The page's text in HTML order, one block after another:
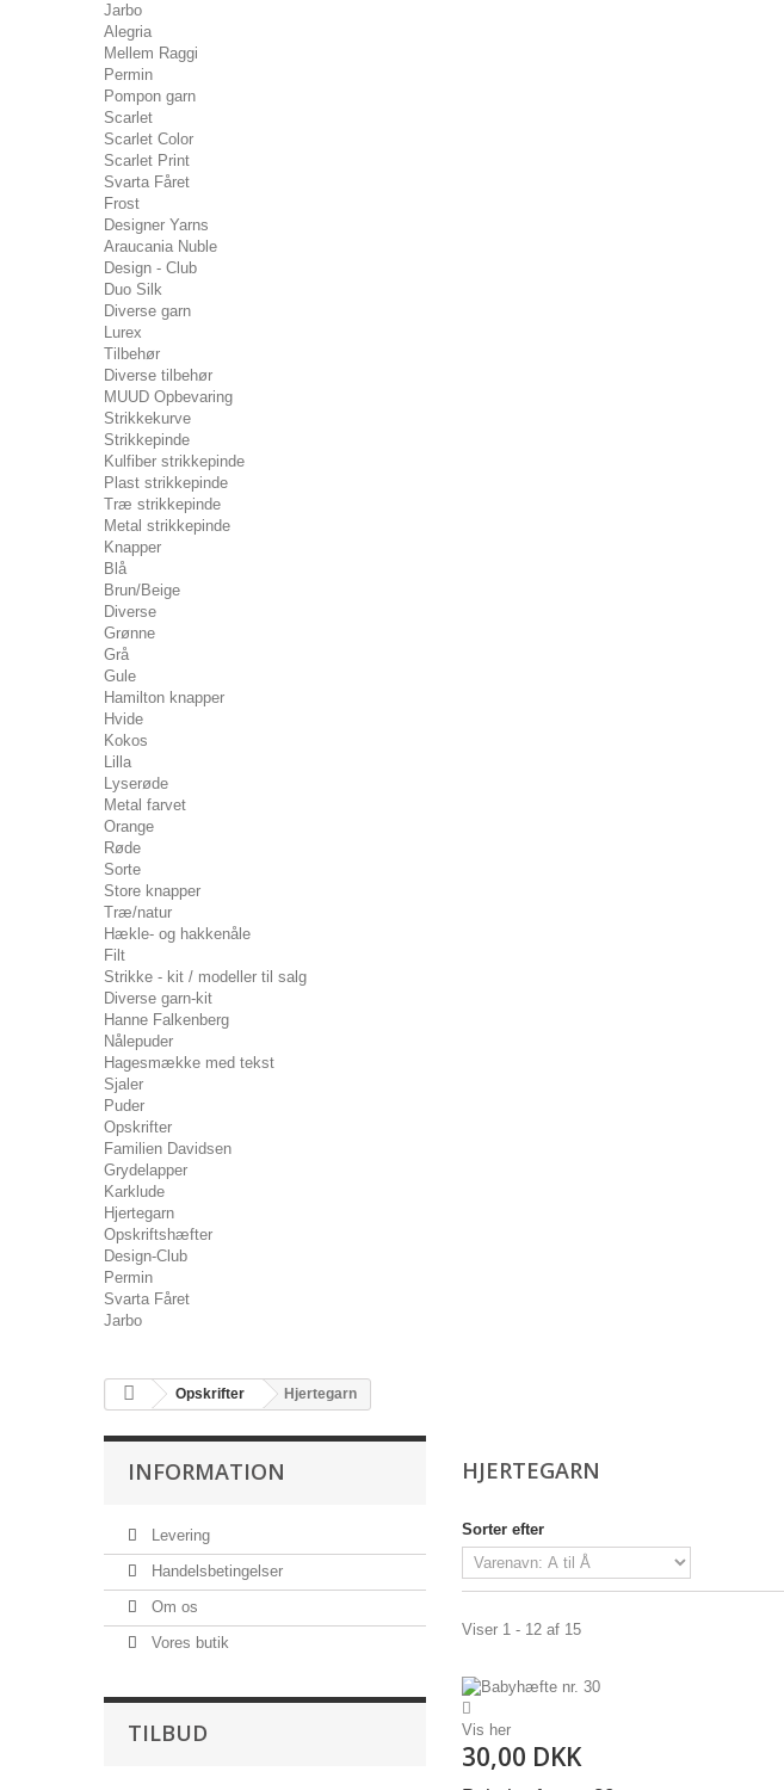
Jarbo
Alegria
Mellem Raggi
Permin
Pompon garn
Scarlet
Scarlet Color
Scarlet Print
Svarta Fåret
Frost
Designer Yarns
Araucania Nuble
Design - Club
Duo Silk
Diverse garn
Lurex
Tilbehør
Diverse tilbehør
MUUD Opbevaring
Strikkekurve
Strikkepinde
Kulfiber strikkepinde
Plast strikkepinde
Træ strikkepinde
Metal strikkepinde
Knapper
Blå
Brun/Beige
Diverse
Grønne
Grå
Gule
Hamilton knapper
Hvide
Kokos
Lilla
Lyserøde
Metal farvet
Orange
Røde
Sorte
Store knapper
Træ/natur
Hækle- og hakkenåle
Filt
Strikke - kit / modeller til salg
Diverse garn-kit
Hanne Falkenberg
Nålepuder
Hagesmække med tekst
Sjaler
Puder
Opskrifter
Familien Davidsen
Grydelapper
Karklude
Hjertegarn
Opskriftshæfter
Design-Club
Permin
Svarta Fåret
Jarbo
Opskrifter Hjertegarn
INFORMATION
Levering
Handelsbetingelser
Om os
Vores butik
TILBUD
HJERTEGARN
Sorter efter
Viser 1 - 12 af 15
Vis her
30,00 DKK